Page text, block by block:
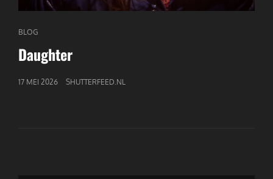
CAT
LINKS
BLOG
Daughter
GEPUBLICEERD
17 MEI 2026 SHUTTERFEED.NL